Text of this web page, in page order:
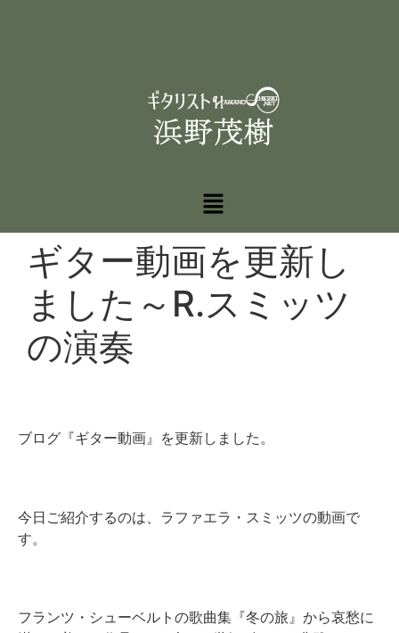
ギター動画を更新し
ました～R.スミッツ
の演奏
ブログ『ギター動画』を更新しました。
今日ご紹介するのは、ラファエラ・スミッツの動画で
す。
フランツ・シューベルトの歌曲集『冬の旅』から哀愁に